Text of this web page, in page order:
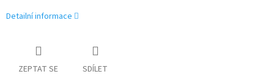
Detailní informace
ZEPTAT SE SDÍLET